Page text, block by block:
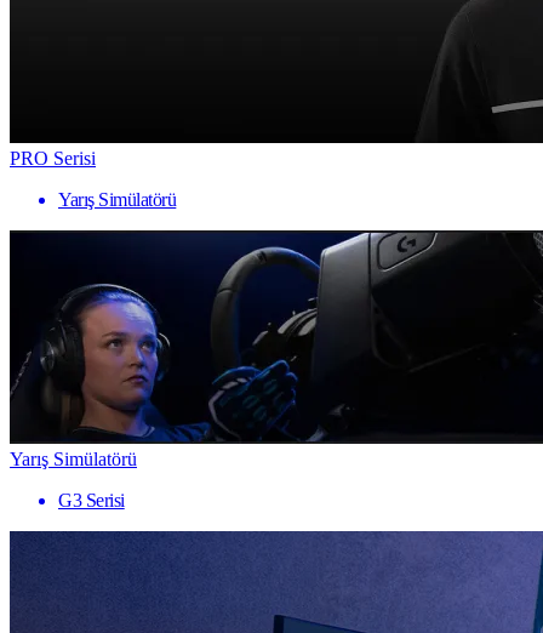
PRO Serisi
Yarış Simülatörü
Yarış Simülatörü
G3 Serisi